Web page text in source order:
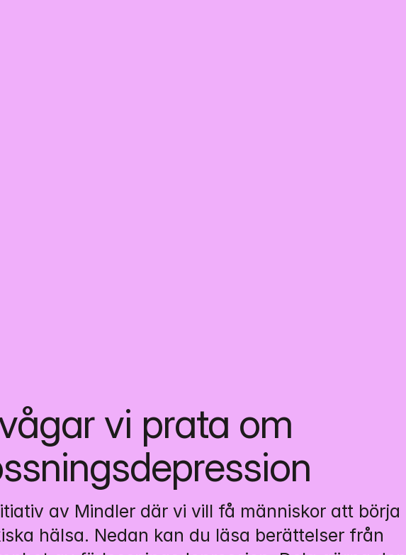
vi prata om
av Mindler där vi vill få människor att börja
hälsa. Nedan kan du läsa berättelser från